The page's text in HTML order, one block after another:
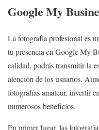
Google My
La fotografía profesional es
tu presencia en Google My
calidad, podrás transmitir la
atención de los usuarios.
fotografías amateur, invertir
numerosos beneficios.
En primer lugar, las